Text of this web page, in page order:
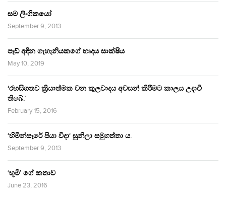
සම ලිංගිකයෝ
September 9, 2013
පෑඩ් අඳින ගැහැනියකගේ හෘදය සාක්ෂිය
May 10, 2019
‘රහසිගතව ක්‍රියාත්මක වන කුලවාදය අවසන් කිරීමට කාලය උදාවී
තිබේ.’
February 15, 2016
‘හිමින්සැරේ පියා විදා‘ සුනිලා සමුගත්තා ය.
September 9, 2013
‘භූමි’ ගේ කතාව
June 23, 2016